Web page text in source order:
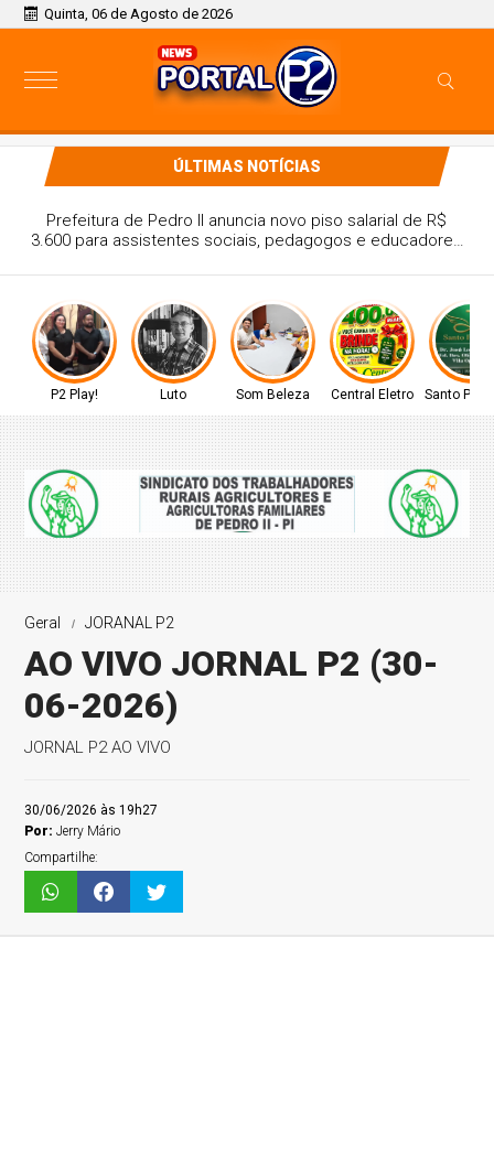
Quinta, 06 de Agosto de 2026
ÚLTIMAS NOTÍCIAS
Prefeitura de Pedro II anuncia novo piso salarial de R$
3.600 para assistentes sociais, pedagogos e educadores
P2 Play! Luto Som Beleza Central Eletro Santo
Geral JORANAL P2
AO VIVO JORNAL P2 (30-
06-2026)
JORNAL P2 AO VIVO
30/06/2026 às 19h27
Por:Jerry Mário
Compartilhe: